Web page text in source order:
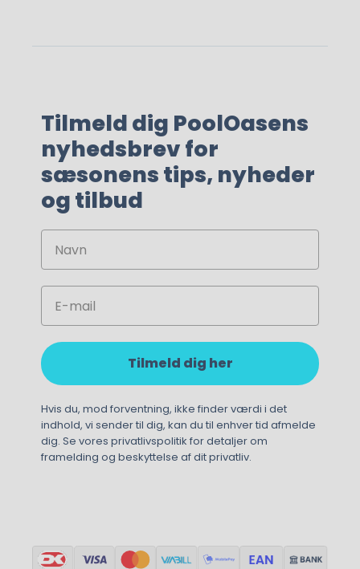
350,00kr.
Tilmeld dig PoolOasens
nyhedsbrev for
sæsonens tips, nyheder
og tilbud
Tilmeld dig her
Hvis du, mod forventning, ikke finder værdi i det
indhold, vi sender til dig, kan du til enhver tid afmelde
dig. Se vores privatlivspolitik for detaljer om
framelding og beskyttelse af dit privatliv.